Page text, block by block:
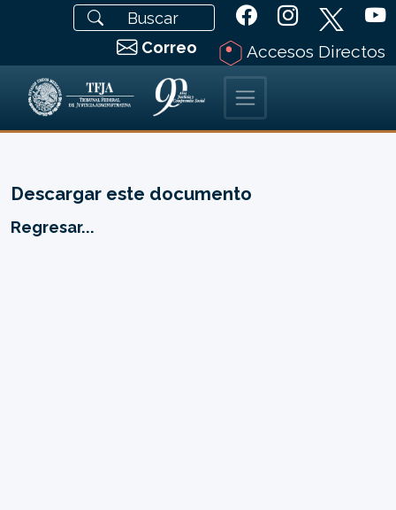
Correo Accesos Directos
Descargar este documento
Regresar...